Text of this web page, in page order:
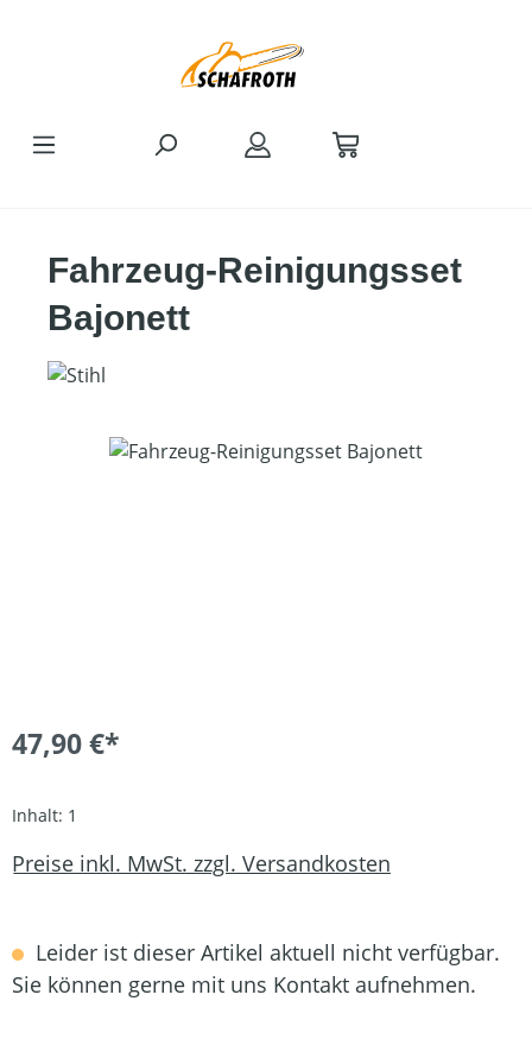
Fahrzeug-Reinigungsset
Bajonett
Bildergalerie überspringen
47,90 €*
Inhalt: 1
Preise inkl. MwSt. zzgl. Versandkosten
Leider ist dieser Artikel aktuell nicht verfügbar.
Sie können gerne mit uns Kontakt aufnehmen.